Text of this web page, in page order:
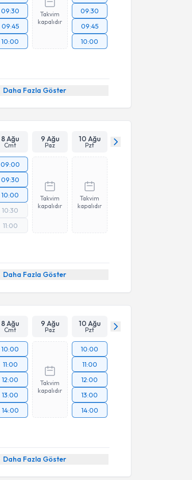
09:30
09:45
10:00
Takvim
kapalıdır
09:30
09:45
10:00
Daha Fazla Göster
8 Ağu
Cmt
9 Ağu
Paz
10 Ağu
Pzt
09:00
09:30
10:00
10:30
11:00
Takvim
kapalıdır
Takvim
kapalıdır
Daha Fazla Göster
8 Ağu
Cmt
9 Ağu
Paz
10 Ağu
Pzt
10:00
11:00
12:00
13:00
14:00
Takvim
kapalıdır
10:00
11:00
12:00
13:00
14:00
Daha Fazla Göster